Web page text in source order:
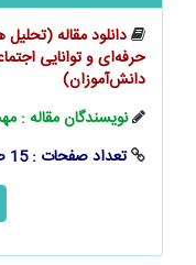
دانلود مقاله
حرفه‌ای و توانایی
دانش‌آموزان)
نویسندگان مقاله :
تعداد صفحات : 15 صفحه